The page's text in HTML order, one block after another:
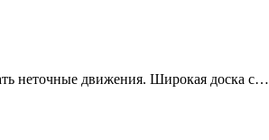
неточные движения. Широкая доска с…